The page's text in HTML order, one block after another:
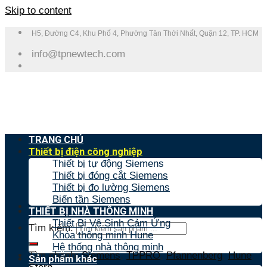
Skip to content
H5, Đường C4, Khu Phố 4, Phường Tân Thới Nhất, Quận 12, TP. HCM
info@tpnewtech.com
Tìm kiếm:
Tìm nhanh:Siemens,TPPRO,Pfannenberg,Hune,
TRANG CHỦ
Thiết bị điện công nghiệp
Thiết bị tự động Siemens
Thiết bị đóng cắt Siemens
Thiết bị đo lường Siemens
Biến tần Siemens
THIẾT BỊ NHÀ THÔNG MINH
Thiết Bị Vệ Sinh Cảm Ứng
Khóa thông minh Hune
Hệ thống nhà thông minh
Sản phẩm khác